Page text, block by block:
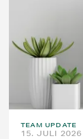
TEAM UPDATE
15. JULI 2026